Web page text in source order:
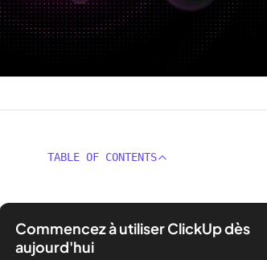
TABLE OF CONTENTS
Commencez à utiliser ClickUp dès
aujourd'hui